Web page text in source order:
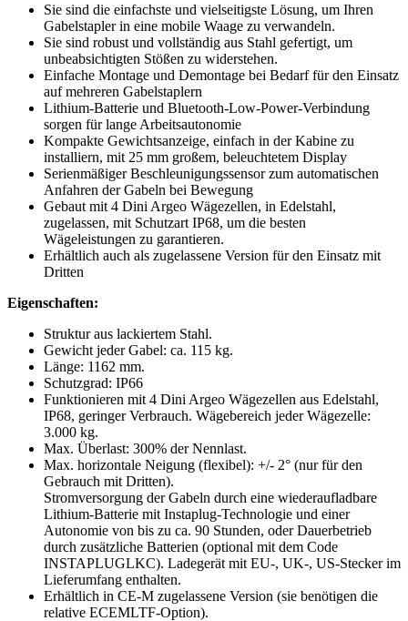
Sie sind die einfachste und vielseitigste Lösung, um Ihren
Gabelstapler in eine mobile Waage zu verwandeln.
Sie sind robust und vollständig aus Stahl gefertigt, um
unbeabsichtigten Stößen zu widerstehen.
Einfache Montage und Demontage bei Bedarf für den Einsatz
auf mehreren Gabelstaplern
Lithium-Batterie und Bluetooth-Low-Power-Verbindung
sorgen für lange Arbeitsautonomie
Kompakte Gewichtsanzeige, einfach in der Kabine zu
installiern, mit 25 mm großem, beleuchtetem Display
Serienmäßiger Beschleunigungssensor zum automatischen
Anfahren der Gabeln bei Bewegung
Gebaut mit 4 Dini Argeo Wägezellen, in Edelstahl,
zugelassen, mit Schutzart IP68, um die besten
Wägeleistungen zu garantieren.
Erhältlich auch als zugelassene Version für den Einsatz mit
Dritten
Eigenschaften:
Struktur aus lackiertem Stahl.
Gewicht jeder Gabel: ca. 115 kg.
Länge: 1162 mm.
Schutzgrad: IP66
Funktionieren mit 4 Dini Argeo Wägezellen aus Edelstahl,
IP68, geringer Verbrauch. Wägebereich jeder Wägezelle:
3.000 kg.
Max. Überlast: 300% der Nennlast.
Max. horizontale Neigung (flexibel): +/- 2° (nur für den
Gebrauch mit Dritten).
Stromversorgung der Gabeln durch eine wiederaufladbare
Lithium-Batterie mit Instaplug-Technologie und einer
Autonomie von bis zu ca. 90 Stunden, oder Dauerbetrieb
durch zusätzliche Batterien (optional mit dem Code
INSTAPLUGLKC). Ladegerät mit EU-, UK-, US-Stecker im
Lieferumfang enthalten.
Erhältlich in CE-M zugelassene Version (sie benötigen die
relative ECEMLTF-Option).